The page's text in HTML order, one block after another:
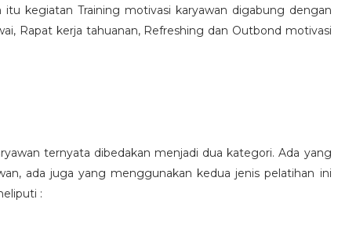
kegiatan Training motivasi karyawan digabung dengan
Rapat kerja tahuanan, Refreshing dan Outbond motivasi
ternyata dibedakan menjadi dua kategori. Ada yang
ada juga yang menggunakan kedua jenis pelatihan ini
: